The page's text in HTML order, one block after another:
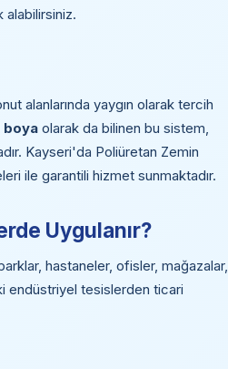
alabilirsiniz.
alanlarında yaygın olarak tercih
boya olarak da bilinen bu sistem,
Kayseri'da Poliüretan Zemin
ile garantili hizmet sunmaktadır.
Uygulanır?
hastaneler, ofisler, mağazalar,
endüstriyel tesislerden ticari